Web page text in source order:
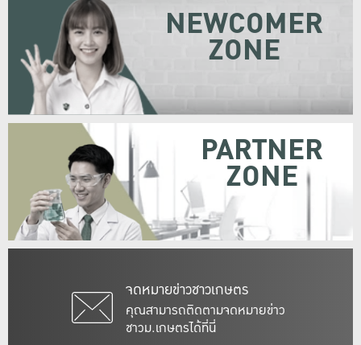
จดหมายข่าวชาวเกษตร
คุณสามารถติดตามจดหมายข่าว
ชาวม.เกษตรได้ที่นี่
NEWCOMER
ZONE
PARTNER
ZONE